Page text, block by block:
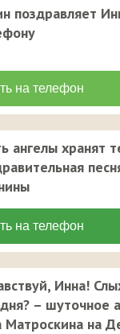
поздравляет
ангелы хранят
Инна!
– шуточное
Матроскина на